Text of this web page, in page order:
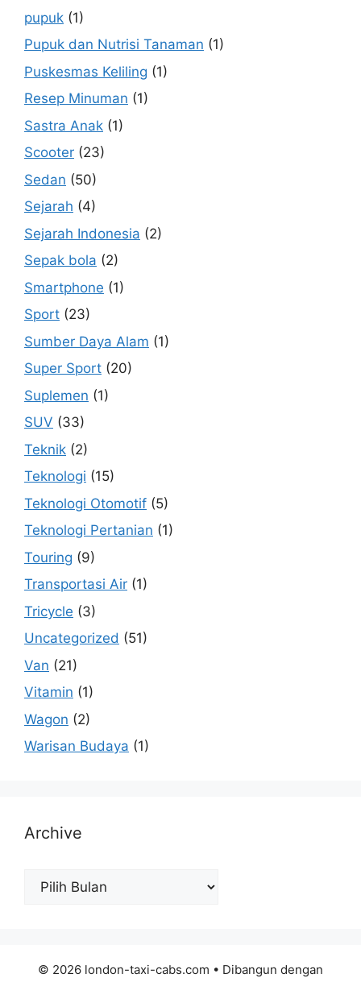
pupuk (1)
Pupuk dan Nutrisi Tanaman (1)
Puskesmas Keliling (1)
Resep Minuman (1)
Sastra Anak (1)
Scooter (23)
Sedan (50)
Sejarah (4)
Sejarah Indonesia (2)
Sepak bola (2)
Smartphone (1)
Sport (23)
Sumber Daya Alam (1)
Super Sport (20)
Suplemen (1)
SUV (33)
Teknik (2)
Teknologi (15)
Teknologi Otomotif (5)
Teknologi Pertanian (1)
Touring (9)
Transportasi Air (1)
Tricycle (3)
Uncategorized (51)
Van (21)
Vitamin (1)
Wagon (2)
Warisan Budaya (1)
Archive
Archive
© 2026 london-taxi-cabs.com • Dibangun dengan